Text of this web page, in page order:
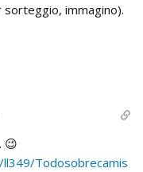
immagino).
😉
Todosobrecamis